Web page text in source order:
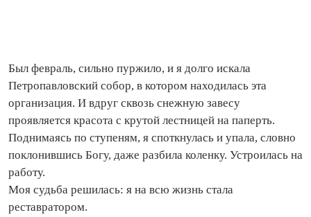
Был февраль, сильно пуржило, и я долго искала
Петропавловский собор, в котором находилась эта
организация. И вдруг сквозь снежную завесу
проявляется красота с крутой лестницей на паперть.
Поднимаясь по ступеням, я споткнулась и упала, словно
поклонившись Богу, даже разбила коленку. Устроилась на
работу.
Моя судьба решилась: я на всю жизнь стала
реставратором.